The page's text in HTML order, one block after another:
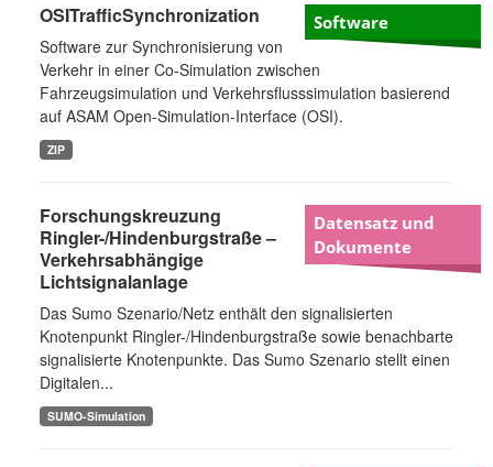
Software
OSITrafficSynchronization
Software zur Synchronisierung von
Verkehr in einer Co-Simulation zwischen
Fahrzeugsimulation und Verkehrsflusssimulation basierend
auf ASAM Open-Simulation-Interface (OSI).
ZIP
Datensatz und
Dokumente
Forschungskreuzung
Ringler-/Hindenburgstraße –
Verkehrsabhängige
Lichtsignalanlage
Das Sumo Szenario/Netz enthält den signalisierten
Knotenpunkt Ringler-/Hindenburgstraße sowie benachbarte
signalisierte Knotenpunkte. Das Sumo Szenario stellt einen
Digitalen...
SUMO-Simulation